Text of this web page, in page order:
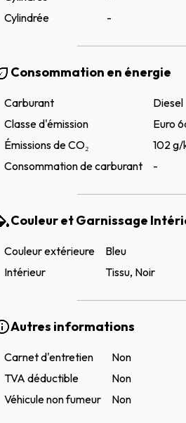
Cylindrée
-
Consommation en énergie
Carburant
Diesel
Classe d'émission
Euro
Émissions de CO₂
102 g/
Consommation de carburant
-
Couleur et Garnissage
Couleur extérieure
Bleu
Intérieur
Tissu, Noir
Autres informations
Carnet d'entretien
Non
TVA déductible
Non
Véhicule non fumeur
Non